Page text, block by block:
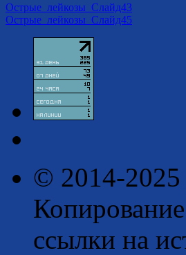
Острые_лейкозы_Слайд43
Острые_лейкозы_Слайд45
© 2014-2025
ссылки на